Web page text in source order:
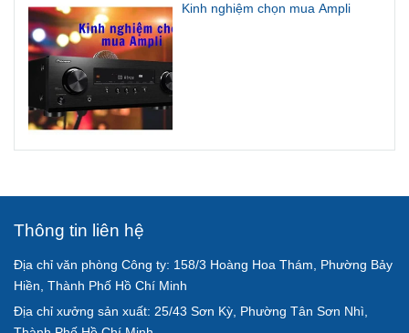
Kinh nghiệm chọn mua Ampli
Thông tin liên hệ
Địa chỉ văn phòng Công ty: 158/3 Hoàng Hoa Thám, Phường Bảy
Hiền, Thành Phố Hồ Chí Minh
Địa chỉ xưởng sản xuất: 25/43 Sơn Kỳ, Phường Tân Sơn Nhì,